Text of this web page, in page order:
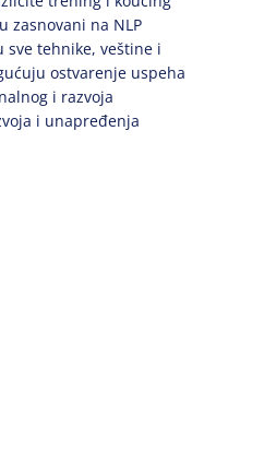
zasnovani na NLP
tehnike, veštine i
ostvarenje uspeha
i razvoja
i unapređenja